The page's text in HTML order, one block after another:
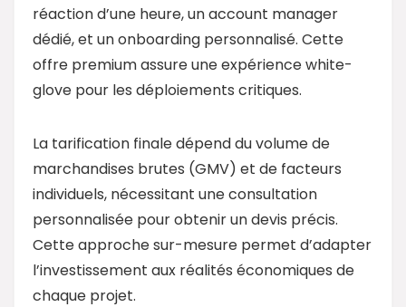
réaction d’une heure, un account manager
dédié, et un onboarding personnalisé. Cette
offre premium assure une expérience white-
glove pour les déploiements critiques.
La tarification finale dépend du volume de
marchandises brutes (GMV) et de facteurs
individuels, nécessitant une consultation
personnalisée pour obtenir un devis précis.
Cette approche sur-mesure permet d’adapter
l’investissement aux réalités économiques de
chaque projet.